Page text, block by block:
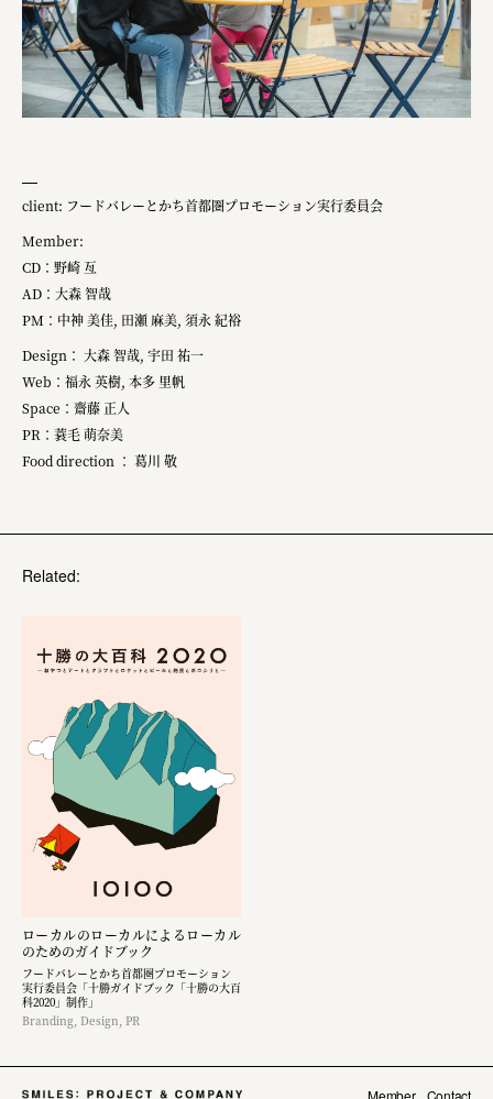
client: フードバレーとかち首都圏プロモーション実行委員会
Member:
CD：野崎 亙
AD：大森 智哉
PM：中神 美佳, 田瀬​ 麻美, 須永 紀裕
Design： 大森 智哉, 宇田 祐一
Web：福永 英樹, 本多 ​里帆
Space：齋藤 正人
PR：蓑毛 萌奈美
Food direction ： 葛川 敬
Related:
ローカルのローカルによるローカル
のためのガイドブック
フードバレーとかち首都圏プロモーション
実行委員会「十勝ガイドブック「十勝の大百
科2020」制作」
Branding, Design, PR
Member Contact